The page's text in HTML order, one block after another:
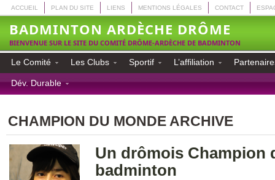
ACCUEIL PLAN DU SITE LIENS MENTIONS LÉGALES CONTACT
BADMINTON ARDÈCHE DRÔME
BIENVENUE SUR LE SITE DU COMITÉ DRÔME-ARDÈCHE DE BADMINTON
Le Comité Les Clubs Sportif L’affiliation
Dév. Durable
CHAMPION DU MONDE ARCHIVE
Un drômois Champion
badminton